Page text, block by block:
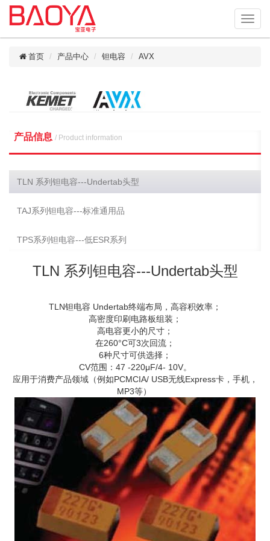
首页 产品中心 钽电容 AVX
产品信息 / Product information
TLN 系列钽电容---Undertab头型
TAJ系列钽电容---标准通用品
TPS系列钽电容---低ESR系列
TLN 系列钽电容---Undertab头型
TLN钽电容 Undertab终端布局，高容积效率；
高密度印刷电路板组装；
高电容更小的尺寸；
在260°C可3次回流；
6种尺寸可供选择；
CV范围：47 -220μF/4- 10V。
应用于消费产品领域（例如PCMCIA/ USB无线Express卡，手机，
MP3等）